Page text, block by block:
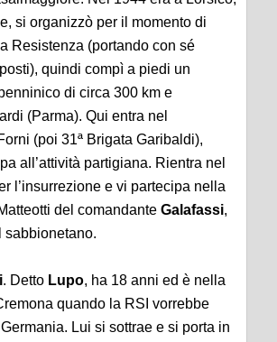
si organizzò per il momento di
Resistenza (portando con sé
quindi compì a piedi un
di circa 300 km e
(Parma). Qui entra nel
(poi 31ª Brigata Garibaldi),
all’attività partigiana. Rientra nel
l’insurrezione e vi partecipa nella
del comandante Galafassi,
sabbionetano.
. Detto Lupo, ha 18 anni ed è nella
quando la RSI vorrebbe
Lui si sottrae e si porta in